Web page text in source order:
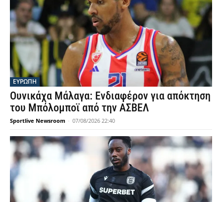
ΕΥΡΩΠΗ
Ουνικάχα Μάλαγα: Ενδιαφέρον για απόκτηση
του Μπόλομποϊ από την ΑΣΒΕΛ
Sportlive Newsroom - 07/08/2026 22:40